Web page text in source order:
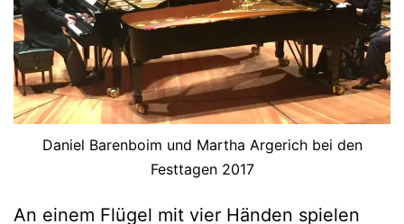
Daniel Barenboim und Martha Argerich bei den
Festtagen 2017
An einem Flügel mit vier Händen spielen